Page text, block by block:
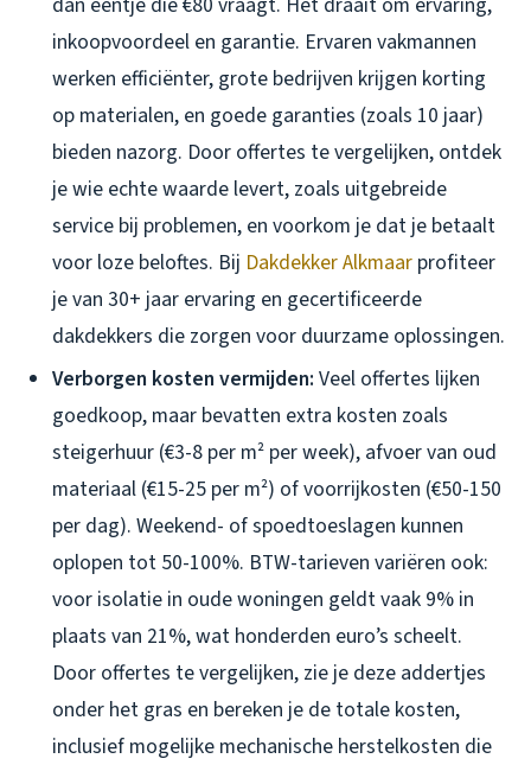
inkoopvoordeel en garantie. Ervaren vakmannen
werken efficiënter, grote bedrijven krijgen korting
op materialen, en goede garanties (zoals 10 jaar)
bieden nazorg. Door offertes te vergelijken, ontdek
je wie echte waarde levert, zoals uitgebreide
service bij problemen, en voorkom je dat je betaalt
voor loze beloftes. Bij Dakdekker Alkmaar profiteer
je van 30+ jaar ervaring en gecertificeerde
dakdekkers die zorgen voor duurzame oplossingen.
Verborgen kosten vermijden: Veel offertes lijken
goedkoop, maar bevatten extra kosten zoals
steigerhuur (€3-8 per m² per week), afvoer van oud
materiaal (€15-25 per m²) of voorrijkosten (€50-150
per dag). Weekend- of spoedtoeslagen kunnen
oplopen tot 50-100%. BTW-tarieven variëren ook:
voor isolatie in oude woningen geldt vaak 9% in
plaats van 21%, wat honderden euro’s scheelt.
Door offertes te vergelijken, zie je deze addertjes
onder het gras en bereken je de totale kosten,
inclusief mogelijke mechanische herstelkosten die